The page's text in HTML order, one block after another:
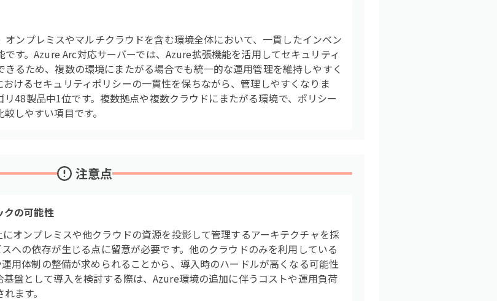
ンプレミスやマルチクラウドを含む環境全体において、一貫したインベン
す。Azure Arc対応サーバーでは、Azure拡張機能を活用してセキュリティ
るため、複数の環境にまたがる場合でも統一的な運用管理を維持しやすく
けるセキュリティポリシーの一貫性を保ちながら、管理しやすくなりま
48製品中1位です。複数拠点や複数クラウドにまたがる環境で、ポリシー
しやすい項目です。
注意点
クの可能性
オンプレミスや他クラウドの資源を投影して管理するアーキテクチャを採
への依存が生じる点に留意が必要です。他のクラウドのみを利用している
用体制の整備が求められることから、導入時のハードルが高くなる可能性
盤として導入を検討する際は、Azure環境の追加に伴うコストや運用負荷
ます。